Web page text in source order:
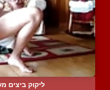
ליקוק ביצים